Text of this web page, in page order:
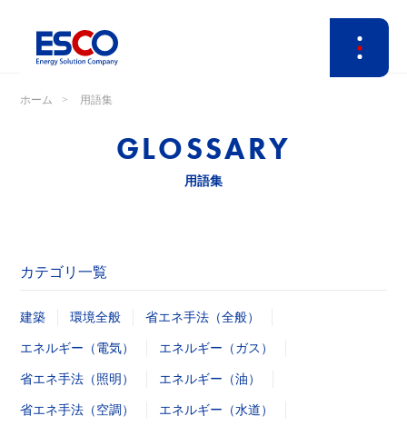
ホーム 用語集
GLOSSARY
用語集
カテゴリ一覧
建築 環境全般 省エネ手法（全般）
エネルギー（電気） エネルギー（ガス）
省エネ手法（照明） エネルギー（油）
省エネ手法（空調） エネルギー（水道）